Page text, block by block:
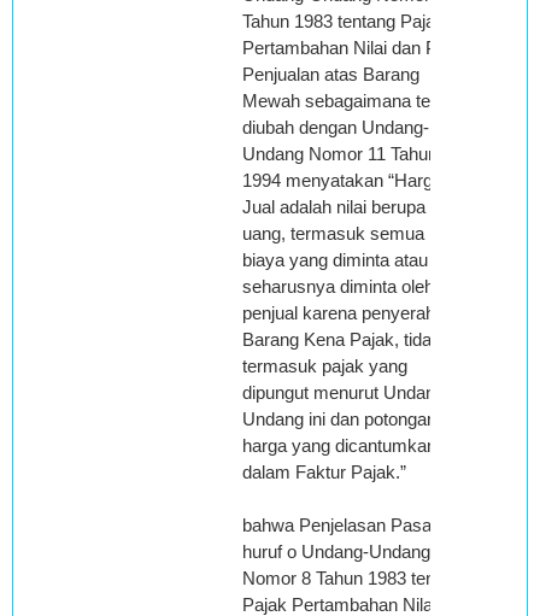
Tahun 1983 tentang Pajak
Pertambahan Nilai dan Pajak
Penjualan atas Barang
Mewah sebagaimana telah
diubah dengan Undang-
Undang Nomor 11 Tahun
1994 menyatakan “Harga
Jual adalah nilai berupa
uang, termasuk semua
biaya yang diminta atau
seharusnya diminta oleh
penjual karena penyerahan
Barang Kena Pajak, tidak
termasuk pajak yang
dipungut menurut Undang-
Undang ini dan potongan
harga yang dicantumkan
dalam Faktur Pajak.”
bahwa Penjelasan Pasal 1
huruf o Undang-Undang
Nomor 8 Tahun 1983 tentang
Pajak Pertambahan Nilai dan